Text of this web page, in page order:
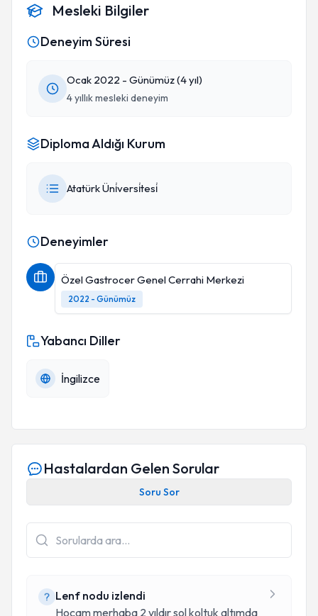
Mesleki Bilgiler
Deneyim Süresi
Ocak 2022 - Günümüz (4 yıl)
4 yıllık mesleki deneyim
Diploma Aldığı Kurum
Atatürk Üni̇versi̇tesi̇
Deneyimler
Özel Gastrocer Genel Cerrahi Merkezi
2022 - Günümüz
Yabancı Diller
İngilizce
Hastalardan Gelen Sorular
Soru Sor
Lenf nodu izlendi
Hocam merhaba 2 yıldır sol koltuk altımda